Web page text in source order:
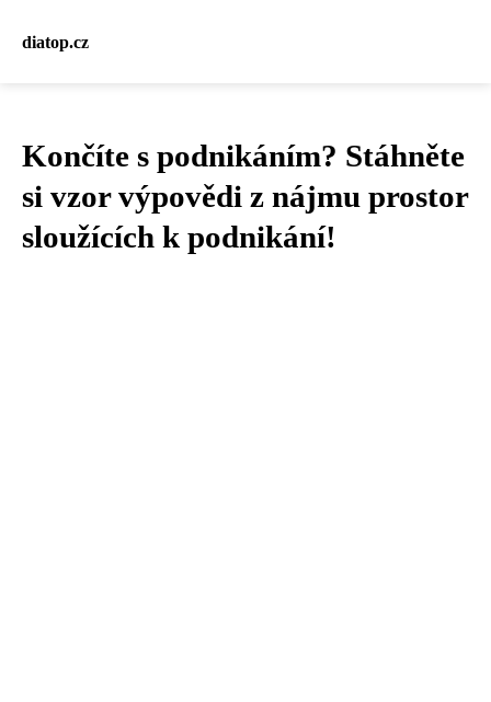
diatop.cz
Končíte s podnikáním? Stáhněte
si vzor výpovědi z nájmu prostor
sloužících k podnikání!